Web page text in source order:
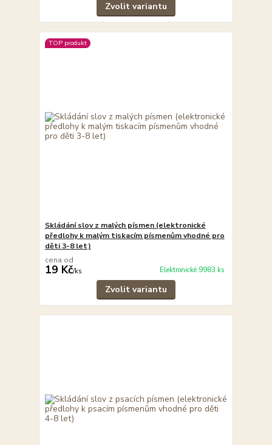
Zvolit variantu
TOP produkt
Skládání slov z malých písmen (elektronické
předlohy k malým tiskacím písmenům vhodné pro
děti 3-8 let)
cena od
19 Kč/ks Elektronické 9983 ks
Zvolit variantu